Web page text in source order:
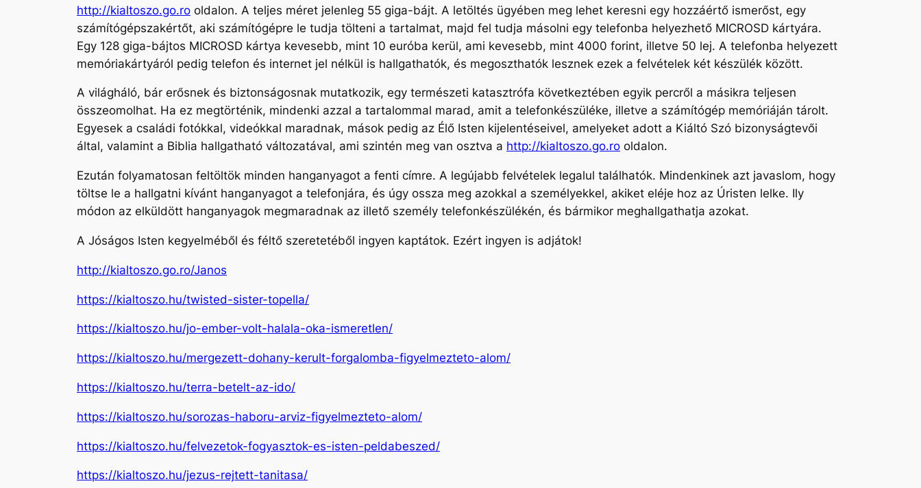
http://kialtoszo.go.ro oldalon. A teljes méret jelenleg 55 giga-bájt. A letöltés ügyében meg lehet keresni egy hozzáértő ismerőst, egy
számítógépszakértőt, aki számítógépre le tudja tölteni a tartalmat, majd fel tudja másolni egy telefonba helyezhető MICROSD kártyára.
Egy 128 giga-bájtos MICROSD kártya kevesebb, mint 10 euróba kerül, ami kevesebb, mint 4000 forint, illetve 50 lej. A telefonba helyezett
memóriakártyáról pedig telefon és internet jel nélkül is hallgathatók, és megoszthatók lesznek ezek a felvételek két készülék között.
A világháló, bár erősnek és biztonságosnak mutatkozik, egy természeti katasztrófa következtében egyik percről a másikra teljesen
összeomolhat. Ha ez megtörténik, mindenki azzal a tartalommal marad, amit a telefonkészüléke, illetve a számítógép memóriáján tárolt.
Egyesek a családi fotókkal, videókkal maradnak, mások pedig az Élő Isten kijelentéseivel, amelyeket adott a Kiáltó Szó bizonyságtevői
által, valamint a Biblia hallgatható változatával, ami szintén meg van osztva a http://kialtoszo.go.ro oldalon.
Ezután folyamatosan feltöltök minden hanganyagot a fenti címre. A legújabb felvételek legalul találhatók. Mindenkinek azt javaslom, hogy
töltse le a hallgatni kívánt hanganyagot a telefonjára, és úgy ossza meg azokkal a személyekkel, akiket eléje hoz az Úristen lelke. Ily
módon az elküldött hanganyagok megmaradnak az illető személy telefonkészülékén, és bármikor meghallgathatja azokat.
A Jóságos Isten kegyelméből és féltő szeretetéből ingyen kaptátok. Ezért ingyen is adjátok!
http://kialtoszo.go.ro/Janos
https://kialtoszo.hu/twisted-sister-topella/
https://kialtoszo.hu/jo-ember-volt-halala-oka-ismeretlen/
https://kialtoszo.hu/mergezett-dohany-kerult-forgalomba-figyelmezteto-alom/
https://kialtoszo.hu/terra-betelt-az-ido/
https://kialtoszo.hu/sorozas-haboru-arviz-figyelmezteto-alom/
https://kialtoszo.hu/felvezetok-fogyasztok-es-isten-peldabeszed/
https://kialtoszo.hu/jezus-rejtett-tanitasa/